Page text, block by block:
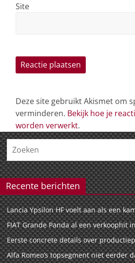
Site
Deze site gebruikt Akismet om
verminderen. Bekijk hoe je
worden verwerkt.
Recente berichten
Lancia Ypsilon HF voelt aan als een
FIAT Grande Panda al een verkoophit
Eerste concrete details over
Alfa Romeo’s topsegment niet eerder